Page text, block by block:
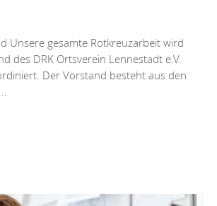
Unsere gesamte Rotkreuzarbeit wird
des DRK Ortsverein Lennestadt e.V.
Der Vorstand besteht aus den